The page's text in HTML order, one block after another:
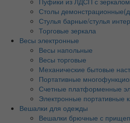
Столы
Стулья барные/стулья
Торговые зеркала
Весы электронные
Весы напольные
Весы торговые
Механические бытовые
Портативные
Счетные платформенные
Электронные портативные
Вешалки для одежды
Вешалки брючные с